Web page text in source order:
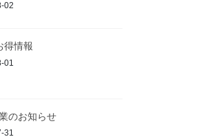
02
得情報
01
のお知らせ
31